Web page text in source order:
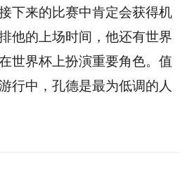
下来的比赛中肯定会获得机
他的上场时间，他还有世界
世界杯上扮演重要角色。值
行中，孔德是最为低调的人